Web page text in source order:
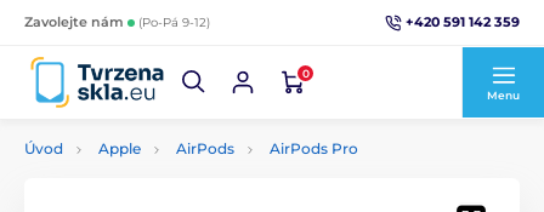
Zavolejte nám (Po-Pá 9-12) +420 591 142 359
0
Menu
Úvod Apple AirPods AirPods Pro